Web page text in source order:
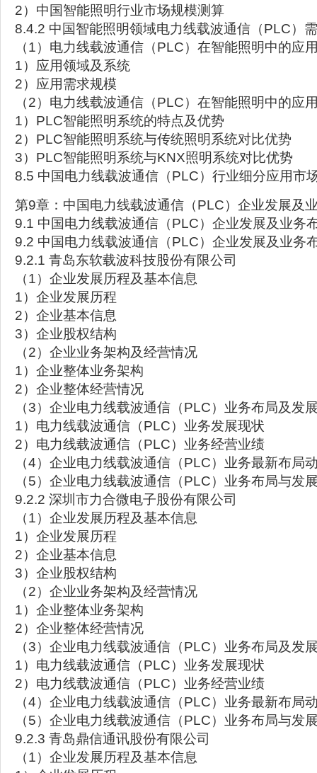
2）中国智能照明行业市场规模测算
8.4.2 中国智能照明领域电力线载波通信（PLC）
（1）电力线载波通信（PLC）在智能照明中的应
1）应用领域及系统
2）应用需求规模
（2）电力线载波通信（PLC）在智能照明中的应
1）PLC智能照明系统的特点及优势
2）PLC智能照明系统与传统照明系统对比优势
3）PLC智能照明系统与KNX照明系统对比优势
8.5 中国电力线载波通信（PLC）行业细分应用市
第9章：中国电力线载波通信（PLC）企业发展及
9.1 中国电力线载波通信（PLC）企业发展及业务
9.2 中国电力线载波通信（PLC）企业发展及业务
9.2.1 青岛东软载波科技股份有限公司
（1）企业发展历程及基本信息
1）企业发展历程
2）企业基本信息
3）企业股权结构
（2）企业业务架构及经营情况
1）企业整体业务架构
2）企业整体经营情况
（3）企业电力线载波通信（PLC）业务布局及发
1）电力线载波通信（PLC）业务发展现状
2）电力线载波通信（PLC）业务经营业绩
（4）企业电力线载波通信（PLC）业务最新布局
（5）企业电力线载波通信（PLC）业务布局与发
9.2.2 深圳市力合微电子股份有限公司
（1）企业发展历程及基本信息
1）企业发展历程
2）企业基本信息
3）企业股权结构
（2）企业业务架构及经营情况
1）企业整体业务架构
2）企业整体经营情况
（3）企业电力线载波通信（PLC）业务布局及发
1）电力线载波通信（PLC）业务发展现状
2）电力线载波通信（PLC）业务经营业绩
（4）企业电力线载波通信（PLC）业务最新布局
（5）企业电力线载波通信（PLC）业务布局与发
9.2.3 青岛鼎信通讯股份有限公司
（1）企业发展历程及基本信息